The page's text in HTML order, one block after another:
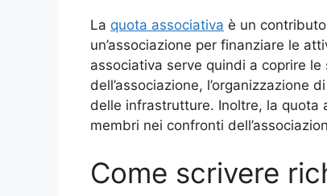
La quota associativa è un
un’associazione per finanziare le
associativa serve quindi a coprire le
dell’associazione,
delle infrastrutture. Inoltre, la quota
membri nei confronti
Come scrivere